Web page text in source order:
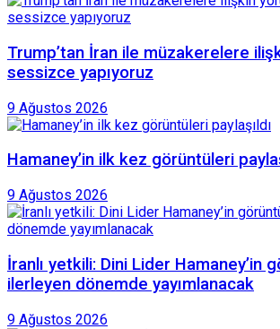
Trump’tan İran ile müzakerelere
sessizce yapıyoruz
9 Ağustos 2026
Hamaney’in ilk kez görüntüleri
9 Ağustos 2026
İranlı yetkili: Dini Lider Hamaney’in
ilerleyen dönemde yayımlanacak
9 Ağustos 2026